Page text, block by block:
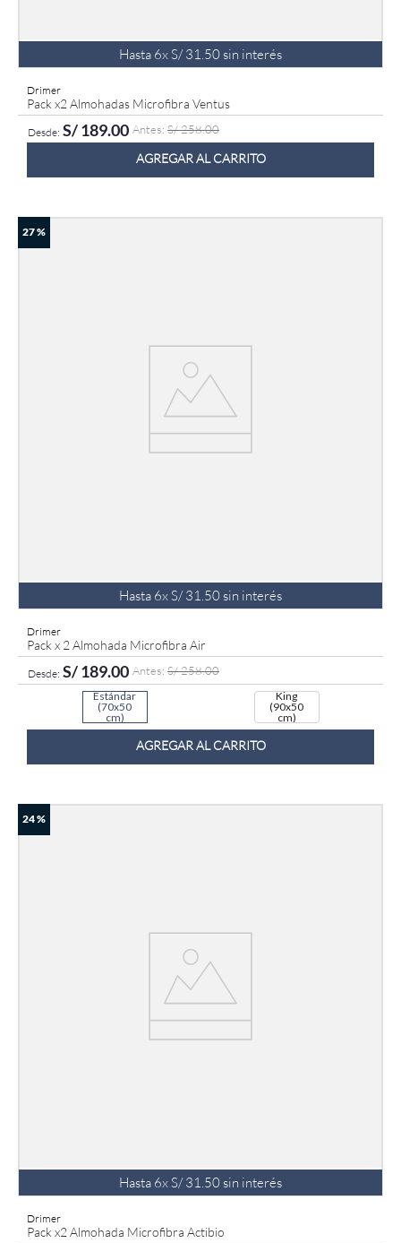
Hasta 6xS/ 31 50 sin interés
Drimer
Pack x2 Almohadas Microfibra Ventus
S/189.00 S/258.00
AGREGAR AL CARRITO
27 %
Hasta 6xS/ 31 50 sin interés
Drimer
Pack x 2 Almohada Microfibra Air
S/189.00 S/258.00
Estándar
(70x50
cm)
King
(90x50
cm)
AGREGAR AL CARRITO
24 %
Hasta 6xS/ 31 50 sin interés
Drimer
Pack x2 Almohada Microfibra Actibio